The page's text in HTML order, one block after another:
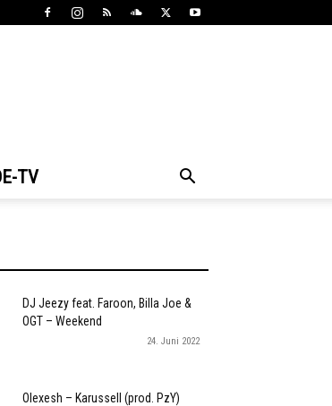
TV
DJ Jeezy feat. Faroon, Billa Joe &
OGT – Weekend
24. Juni 2022
Olexesh – Karussell (prod. PzY)